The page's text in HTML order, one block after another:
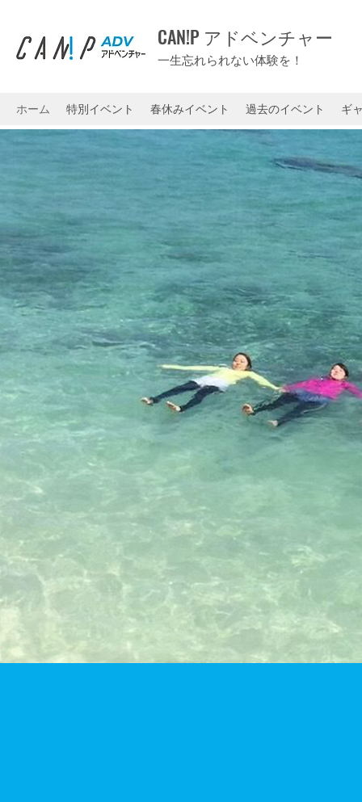
CAN!P アドベンチャー
一生忘れられない体験を！
ホーム 特別イベント 春休みイベント 過去のイベント ギ